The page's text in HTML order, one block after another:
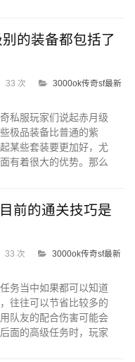
的烈火剑法，包括逐日
法是不同的，如果在传
级的提升将会更加迅
一个职业在平常刷图的时
不同的。每个职业在完
...
的装备都包括了
33 次
3000ok传奇sf最新
服玩家们说起赤月级
极品装备比普通的紫
某些套装要更加好，尤
有着很大的优势。那么
，而这些装备，不仅包
神戒指。而道士使用的
圣羽系列。 防具一共
是头盔衣服鞋子还有腰
所使用的就是法...
前的通关技巧是
33 次
3000ok传奇sf最新
当中如果都可以知道
往往可以节省比较多的
队友的配合伤害可能会
面的高级任务时，玩家